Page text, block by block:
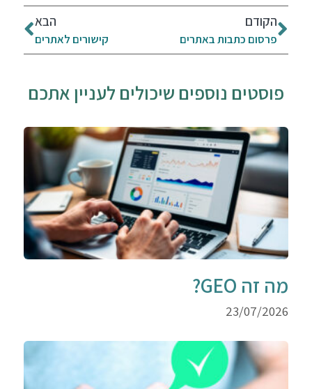
הקודם
פרסום כתבות באתרים
הבא
קישורים לאתרים
פוסטים נוספים שיכולים לעניין אתכם
מה זה GEO?
23/07/2026